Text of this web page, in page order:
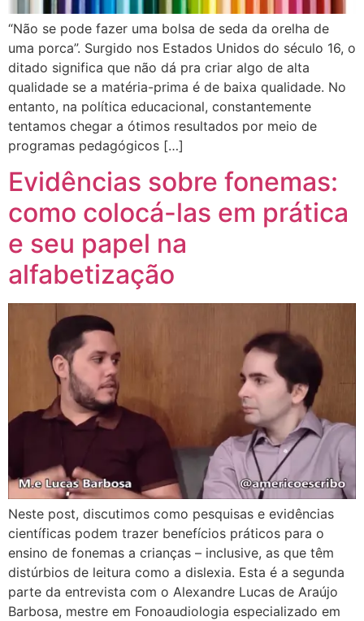
“Não se pode fazer uma bolsa de seda da orelha de
uma porca”. Surgido nos Estados Unidos do século 16, o
ditado significa que não dá pra criar algo de alta
qualidade se a matéria-prima é de baixa qualidade. No
entanto, na política educacional, constantemente
tentamos chegar a ótimos resultados por meio de
programas pedagógicos […]
Evidências sobre fonemas:
como colocá-las em prática
e seu papel na
alfabetização
Neste post, discutimos como pesquisas e evidências
científicas podem trazer benefícios práticos para o
ensino de fonemas a crianças – inclusive, as que têm
distúrbios de leitura como a dislexia. Esta é a segunda
parte da entrevista com o Alexandre Lucas de Araújo
Barbosa, mestre em Fonoaudiologia especializado em